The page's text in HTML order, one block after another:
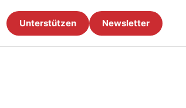
Unterstützen Newsletter